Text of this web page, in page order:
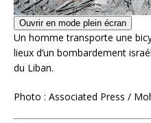
Ouvrir en mode plein écran
Un homme transporte une
lieux d’un bombardement
du Liban.
Photo : Associated Press /